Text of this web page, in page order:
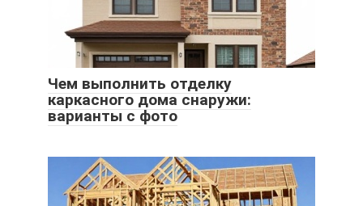
Чем выполнить отделку
каркасного дома снаружи:
варианты с фото